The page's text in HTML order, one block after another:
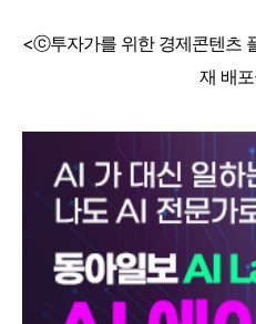
<ⓒ투자가를 위한 경제콘텐츠
재 배